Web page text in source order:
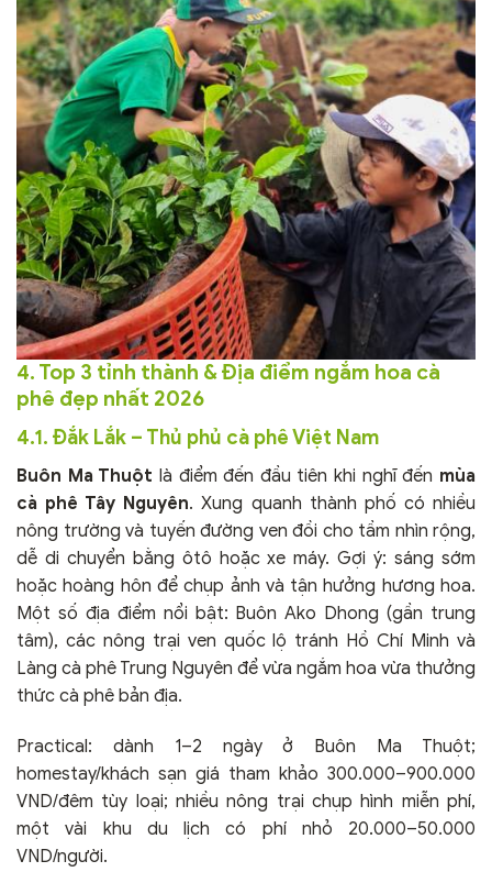
4. Top 3 tỉnh thành & Địa điểm ngắm hoa cà
phê đẹp nhất 2026
4.1. Đắk Lắk – Thủ phủ cà phê Việt Nam
Buôn Ma Thuột là điểm đến đầu tiên khi nghĩ đến mùa
cà phê Tây Nguyên. Xung quanh thành phố có nhiều
nông trường và tuyến đường ven đồi cho tầm nhìn rộng,
dễ di chuyển bằng ôtô hoặc xe máy. Gợi ý: sáng sớm
hoặc hoàng hôn để chụp ảnh và tận hưởng hương hoa.
Một số địa điểm nổi bật: Buôn Ako Dhong (gần trung
tâm), các nông trại ven quốc lộ tránh Hồ Chí Minh và
Làng cà phê Trung Nguyên để vừa ngắm hoa vừa thưởng
thức cà phê bản địa.
Practical: dành 1–2 ngày ở Buôn Ma Thuột;
homestay/khách sạn giá tham khảo 300.000–900.000
VND/đêm tùy loại; nhiều nông trại chụp hình miễn phí,
một vài khu du lịch có phí nhỏ 20.000–50.000
VND/người.